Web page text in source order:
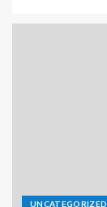
UNCATEGORIZED